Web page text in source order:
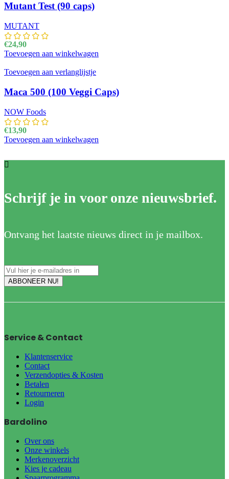
Mutant Test (90 caps)
MUTANT
€24,90
Toevoegen aan winkelwagen
Toevoegen aan verlanglijstje
Maca 500 (100 Veggi Caps)
NOW Foods
€13,90
Toevoegen aan winkelwagen
Schrijf je in voor onze nieuwsbrief.
Ontvang het laatste nieuws direct in je mailbox.
Service & Contact
Klantenservice
Contact
Verzendopties & Kosten
Betalen
Retourneren
Login
Bardolino
Over ons
Onze winkels
Merkenoverzicht
Kies je cadeau